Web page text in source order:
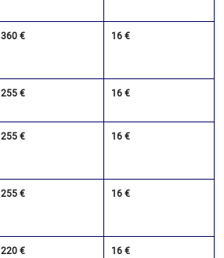
360 € 16 €
255 € 16 €
255 € 16 €
255 € 16 €
220 € 16 €